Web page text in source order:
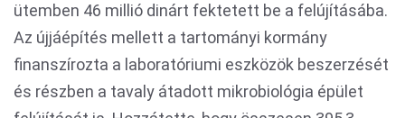
ütemben 46 millió dinárt fektetett be a felújításába.
Az újjáépítés mellett a tartományi kormány
finanszírozta a laboratóriumi eszközök beszerzését
és részben a tavaly átadott mikrobiológia épület